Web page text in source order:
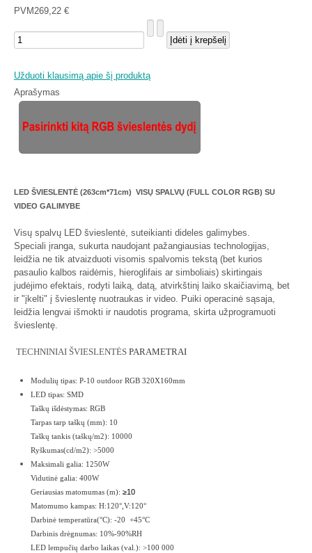
PVM269,22 €
Užduoti klausimą apie šį produktą
Aprašymas
LED ŠVIESLENTĖ (263cm*71cm) VISŲ SPALVŲ (FULL COLOR RGB) SU
VIDEO GALIMYBE
Visų spalvų LED švieslentė, suteikianti dideles galimybes.
Speciali įranga, sukurta naudojant pažangiausias technologijas,
leidžia ne tik atvaizduoti visomis spalvomis tekstą (bet kurios
pasaulio kalbos raidėmis, hieroglifais ar simboliais) skirtingais
judėjimo efektais, rodyti laiką, datą, atvirkštinį laiko skaičiavimą, bet
ir "įkelti" į švieslentę nuotraukas ir video. Puiki operacinė sąsaja,
leidžia lengvai išmokti ir naudotis programa, skirta užprogramuoti
švieslentę.
TECHNINIAI ŠVIESLENTĖS PARAMETRAI
Modulių tipas: P-10 outdoor RGB 320X160mm
LED tipas: SMD
Taškų išdėstymas: RGB
Tarpas tarp taškų (mm): 10
Taškų tankis (taškų/m2): 10000
Ryškumas(cd/m2): >5000
Maksimali galia: 1250W
Vidutinė galia: 400W
Geriausias matomumas (m): ≥10
Matomumo kampas: H:120°,V:120°
Darbinė temperatūra(°C): -20 +45°C
Darbinis drėgnumas: 10%-90%RH
LED lempučių darbo laikas (val.): >100 000